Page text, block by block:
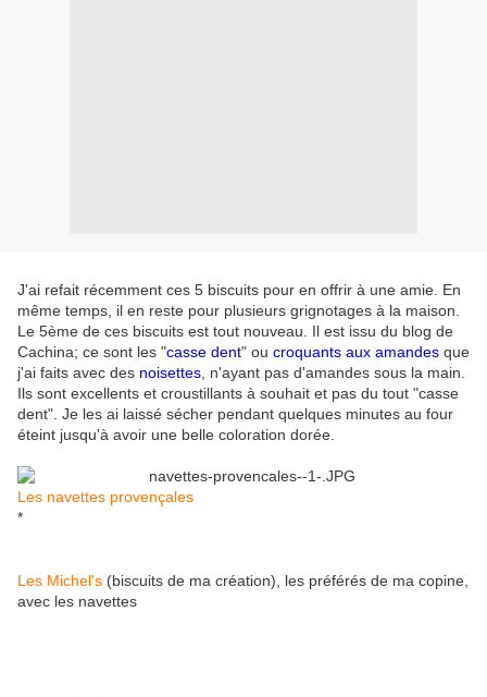
J'ai refait récemment ces 5 biscuits pour en offrir à une amie. En
même temps, il en reste pour plusieurs grignotages à la maison.
Le 5ème de ces biscuits est tout nouveau. Il est issu du blog de
Cachina; ce sont les "casse dent" ou croquants aux amandes que
j'ai faits avec des noisettes , n'ayant pas d'amandes sous la main.
Ils sont excellents et croustillants à souhait et pas du tout "casse
dent". Je les ai laissé sécher pendant quelques minutes au four
éteint jusqu'à avoir une belle coloration dorée.
Les navettes provençales
*
Les Michel's (biscuits de ma création), les préférés de ma copine,
avec les navettes